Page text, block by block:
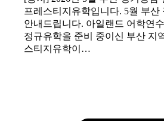
프레스티지유학입니다. 5월 부산
안내드립니다. 아일랜드 어학연
정규유학을 준비 중이신 부산 지
스티지유학이…